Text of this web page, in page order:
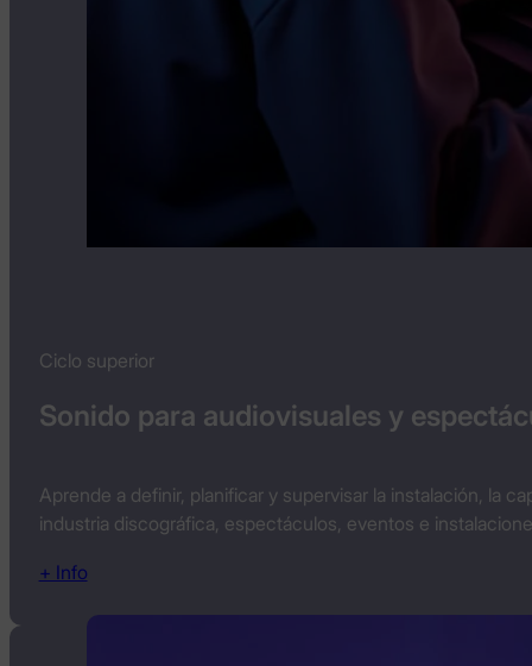
Sonido para audiovisuales y
Ciclo superior
Aprende a definir, planificar y supervisar la instalación, la
industria discográfica, espectáculos, eventos e
+ Info